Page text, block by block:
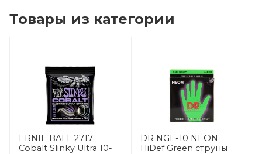
Товары из категории
ERNIE BALL 2717
Cobalt Slinky Ultra 10-
DR NGE-10 NEON
HiDef Green струны